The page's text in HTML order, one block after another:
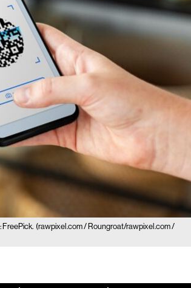
FreePick. (rawpixel.com / Roungroat/rawpixel.com /